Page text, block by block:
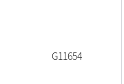
G11654